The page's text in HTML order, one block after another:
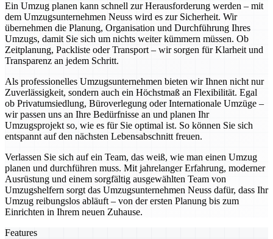
Ein Umzug planen kann schnell zur Herausforderung werden – mit
dem Umzugsunternehmen Neuss wird es zur Sicherheit. Wir
übernehmen die Planung, Organisation und Durchführung Ihres
Umzugs, damit Sie sich um nichts weiter kümmern müssen. Ob
Zeitplanung, Packliste oder Transport – wir sorgen für Klarheit und
Transparenz an jedem Schritt.
Als professionelles Umzugsunternehmen bieten wir Ihnen nicht nur
Zuverlässigkeit, sondern auch ein Höchstmaß an Flexibilität. Egal
ob Privatumsiedlung, Büroverlegung oder Internationale Umzüge –
wir passen uns an Ihre Bedürfnisse an und planen Ihr
Umzugsprojekt so, wie es für Sie optimal ist. So können Sie sich
entspannt auf den nächsten Lebensabschnitt freuen.
Verlassen Sie sich auf ein Team, das weiß, wie man einen Umzug
planen und durchführen muss. Mit jahrelanger Erfahrung, moderner
Ausrüstung und einem sorgfältig ausgewählten Team von
Umzugshelfern sorgt das Umzugsunternehmen Neuss dafür, dass Ihr
Umzug reibungslos abläuft – von der ersten Planung bis zum
Einrichten in Ihrem neuen Zuhause.
Features